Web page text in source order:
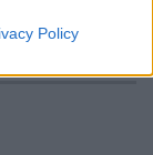
Policy